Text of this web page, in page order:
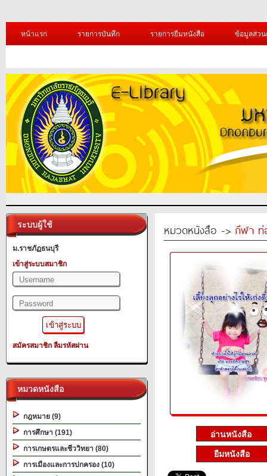
หน้าแรก รายการบันทึก รายการยืมหนังสือ ข้อมูลส่ว
ระบบผู้ใช้
ม.ราชภัฏธนบุรี
เข้าสู่ระบบสมาชิก
สมัครสมาชิก ลืมรหัสผ่าน
หมวดหนังสือ
กฎหมาย (9)
การศึกษา (191)
การเกษตรและชีววิทยา (80)
การเมืองและการปกครอง (10)
หมวดหนังสือ -> กีฬา ท่
ยืมหนังสือ